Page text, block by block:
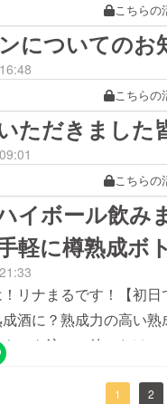
こちらの
についてのお
こちらの
ただきました
こちらの
ハイボール飲み
軽に樽熟成ボ
リナまるです！【初
酒に？熟成力の高い
ーを注いで待つだけ
んか？話題の熟成ボト
1 2